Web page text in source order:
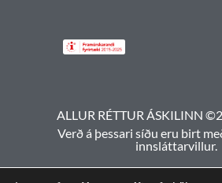
ALLUR RÉTTUR ÁSKILINN
Verð á þessari síðu eru birt
innsláttarvillur.